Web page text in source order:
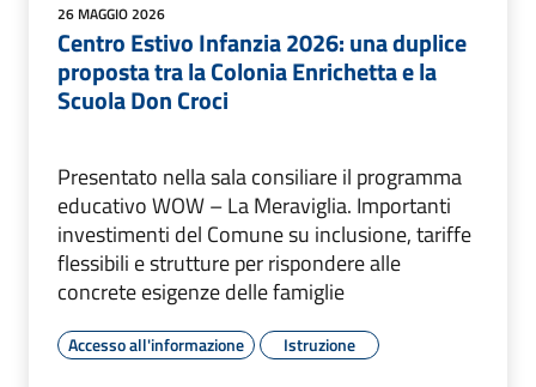
26 MAGGIO 2026
Centro Estivo Infanzia 2026: una duplice
proposta tra la Colonia Enrichetta e la
Scuola Don Croci
Presentato nella sala consiliare il programma
educativo WOW – La Meraviglia. Importanti
investimenti del Comune su inclusione, tariffe
flessibili e strutture per rispondere alle
concrete esigenze delle famiglie
Accesso all'informazione Istruzione